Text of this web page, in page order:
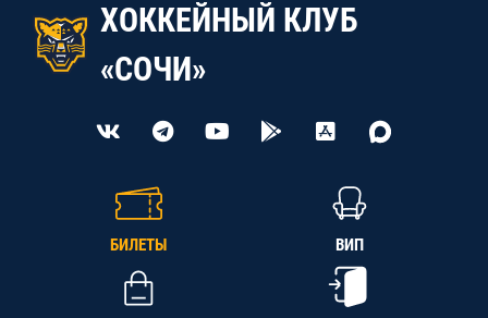
ХОККЕЙНЫЙ КЛУБ
«СОЧИ»
БИЛЕТЫ ВИП